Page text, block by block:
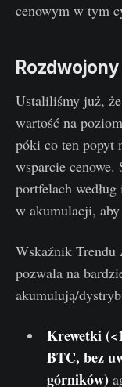
cenowym w tym
Ustaliliśmy już,
wartość na
póki co ten popyt
wsparcie cenowe.
portfelach
w akumulacji, aby
Wskaźnik
pozwala na
akumulują/
Krewetki
BTC, bez
górników)